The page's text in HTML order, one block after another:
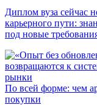
Диплом вуза сейчас
карьерного пути:
под новые
рынки
По всей форме: чем
покупки